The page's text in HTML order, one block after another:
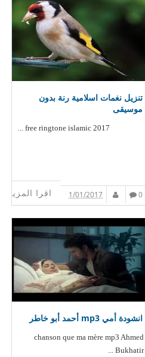
تنزيل نغمات اسلامية رنة بدون
موسيقى
free ringtone islamic 2017 ...
اقرا المزيد 0
1/01/2017
انشودة أمي mp3 أحمد أبو خاطر
chanson que ma mère mp3 Ahmed
Bukhatir ...